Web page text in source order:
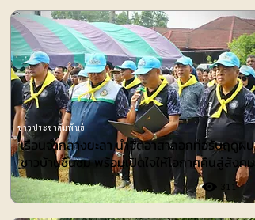
เรือนจำกลางยะลา นำจิตอาสาลอกท่อรับฤดูฝน
ชาวบ้านชื่นชม พร้อมเปิดใจให้โอกาศคืนสู่สังคม
311
ข่าวประชาสัมพันธ์